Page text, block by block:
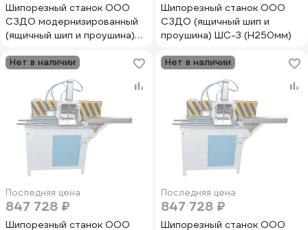
Шипорезный станок ООО
СЗДО модернизированный
(ящичный шип и проушина)
Шипорезный станок ООО
СЗДО (ящичный шип и
проушина) ШС-3 (Н250мм)
Нет в наличии
Последняя цена
847 728 ₽
Шипорезный станок ООО
Нет в наличии
Последняя цена
847 728 ₽
Шипорезный станок ООО